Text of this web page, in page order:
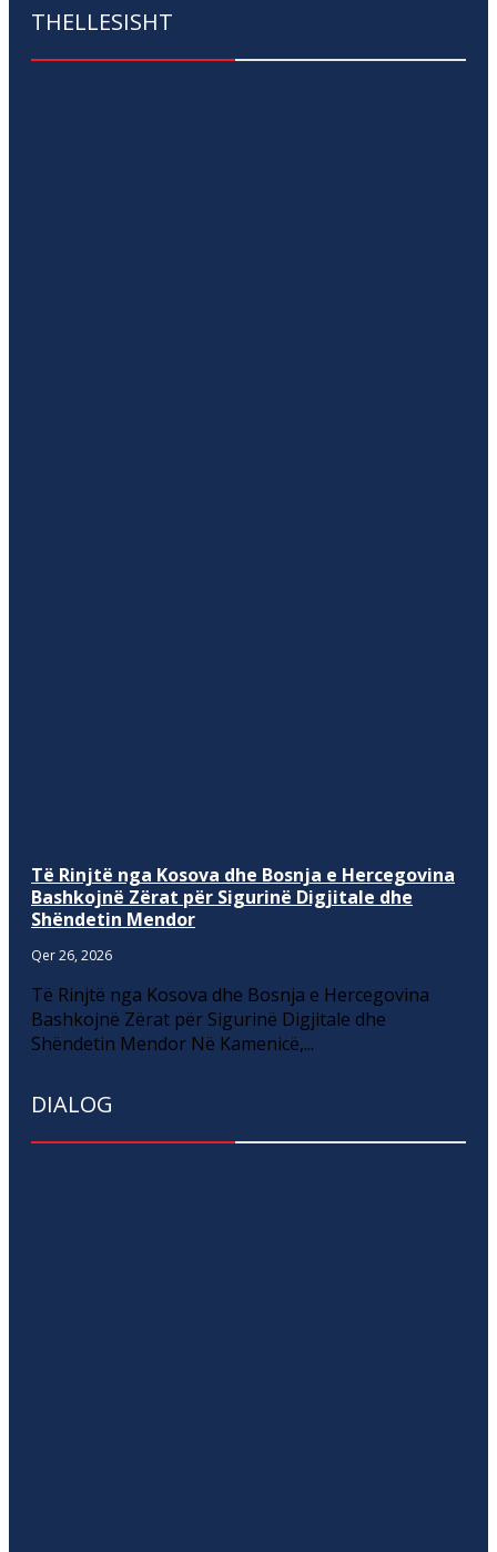
THELLESISHT
Të Rinjtë nga Kosova dhe Bosnja e Hercegovina
Bashkojnë Zërat për Sigurinë Digjitale dhe
Shëndetin Mendor
Qer 26, 2026
Të Rinjtë nga Kosova dhe Bosnja e Hercegovina
Bashkojnë Zërat për Sigurinë Digjitale dhe
Shëndetin Mendor Në Kamenicë,...
DIALOG